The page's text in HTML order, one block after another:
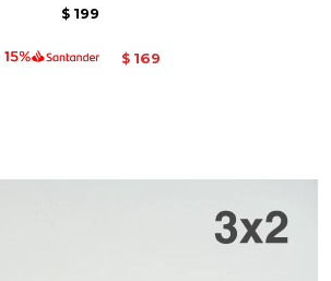
$ 199
$ 169